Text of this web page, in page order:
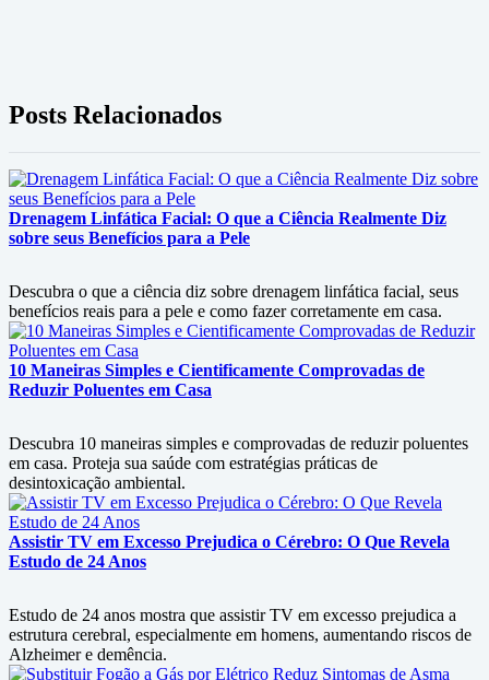
Posts Relacionados
Drenagem Linfática Facial: O que a Ciência Realmente Diz
sobre seus Benefícios para a Pele
Descubra o que a ciência diz sobre drenagem linfática facial, seus
benefícios reais para a pele e como fazer corretamente em casa.
10 Maneiras Simples e Cientificamente Comprovadas de
Reduzir Poluentes em Casa
Descubra 10 maneiras simples e comprovadas de reduzir poluentes
em casa. Proteja sua saúde com estratégias práticas de
desintoxicação ambiental.
Assistir TV em Excesso Prejudica o Cérebro: O Que Revela
Estudo de 24 Anos
Estudo de 24 anos mostra que assistir TV em excesso prejudica a
estrutura cerebral, especialmente em homens, aumentando riscos de
Alzheimer e demência.